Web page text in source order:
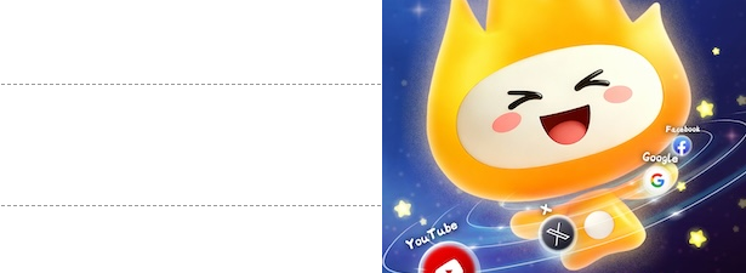
反对 [0]
支持[0] 反对[0]